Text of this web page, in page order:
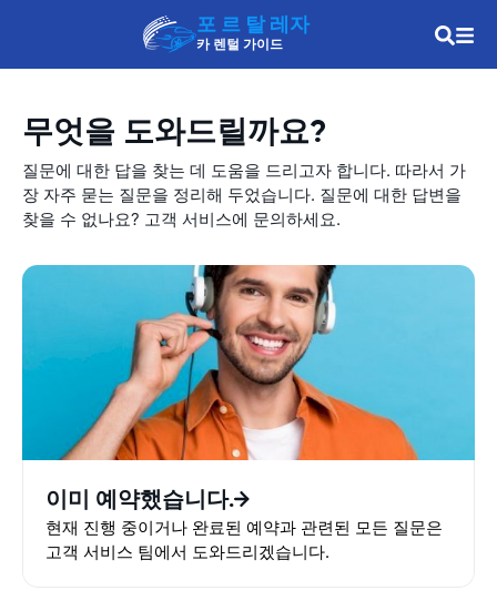
포 르 탈 레자
카 렌털 가이드
무엇을 도와드릴까요?
질문에 대한 답을 찾는 데 도움을 드리고자 합니다. 따라서 가
장 자주 묻는 질문을 정리해 두었습니다. 질문에 대한 답변을
찾을 수 없나요? 고객 서비스에 문의하세요.
이미 예약했습니다.
현재 진행 중이거나 완료된 예약과 관련된 모든 질문은
고객 서비스 팀에서 도와드리겠습니다.